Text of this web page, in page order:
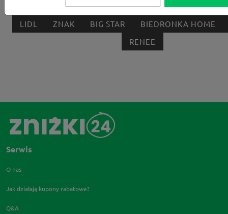
MEDIA MARKT ALLEGRO PAY
LIDL
ZNAK BIG STAR
BIEDRONKA HOME
RENEE
Serwis
O nas
Jak działają kupony rabatowe?
Q&A